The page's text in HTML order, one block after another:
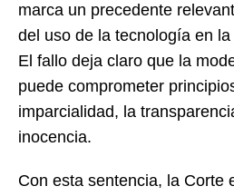
marca un precedente
del uso de la tecnología en
El fallo deja claro que la
puede comprometer
imparcialidad, la
inocencia.
Con esta sentencia, la Corte